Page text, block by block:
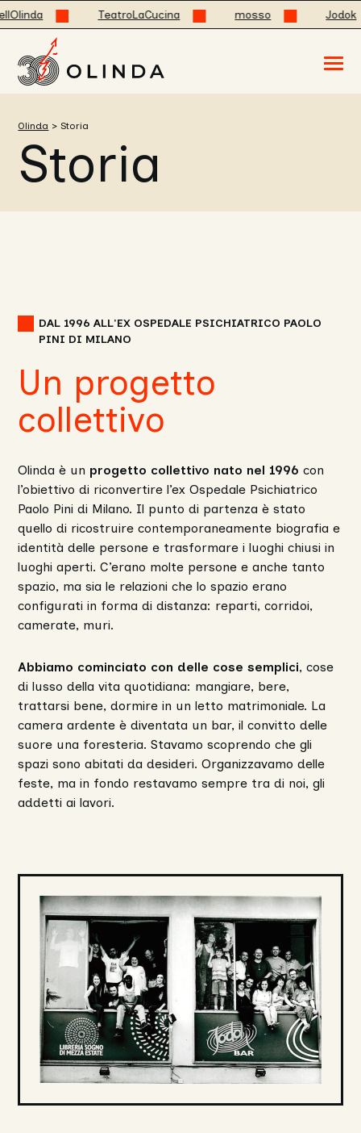
TeatroLaCucina mosso Jodok
menu
Olinda >Storia
Storia
DAL 1996 ALL'EX OSPEDALE PSICHIATRICO PAOLO
PINI DI MILANO
Un progetto
collettivo
Olinda è un progetto collettivo nato nel 1996 con
l’obiettivo di riconvertire l’ex Ospedale Psichiatrico
Paolo Pini di Milano. Il punto di partenza è stato
quello di ricostruire contemporaneamente biografia e
identità delle persone e trasformare i luoghi chiusi in
luoghi aperti. C’erano molte persone e anche tanto
spazio, ma sia le relazioni che lo spazio erano
configurati in forma di distanza: reparti, corridoi,
camerate, muri.
Abbiamo cominciato con delle cose semplici, cose
di lusso della vita quotidiana: mangiare, bere,
trattarsi bene, dormire in un letto matrimoniale. La
camera ardente è diventata un bar, il convitto delle
suore una foresteria. Stavamo scoprendo che gli
spazi sono abitati da desideri. Organizzavamo delle
feste, ma in fondo restavamo sempre tra di noi, gli
addetti ai lavori.